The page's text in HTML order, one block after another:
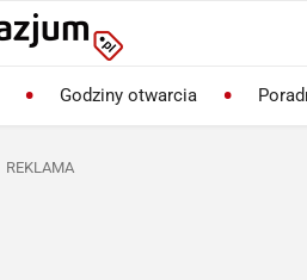
Godziny otwarcia
REKLAMA